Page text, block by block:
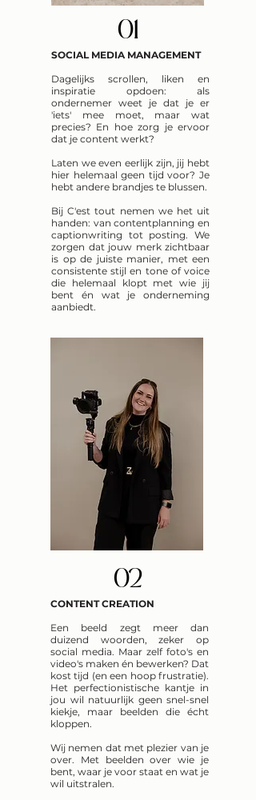
01
SOCIAL MEDIA MANAGEMENT
Dagelijks scrollen, liken en
inspiratie opdoen: als
ondernemer weet je dat je er
'iets' mee moet, maar wat
precies? En hoe zorg je ervoor
dat je content werkt?
Laten we even eerlijk zijn, jij hebt
hier helemaal geen tijd voor? Je
hebt andere brandjes te blussen.
Bij C'est tout nemen we het uit
handen: van contentplanning en
captionwriting tot posting. We
zorgen dat jouw merk zichtbaar
is op de juiste manier, met een
consistente stijl en tone of voice
die helemaal klopt met wie jij
bent én wat je onderneming
aanbiedt.
02
CONTENT CREATION
Een beeld zegt meer dan
duizend woorden, zeker op
social media. Maar zelf foto's en
video's maken én bewerken? Dat
kost tijd (en een hoop frustratie).
Het perfectionistische kantje in
jou wil natuurlijk geen snel-snel
kiekje, maar beelden die écht
kloppen.
Wij nemen dat met plezier van je
over. Met beelden over wie je
bent, waar je voor staat en wat je
wil uitstralen.